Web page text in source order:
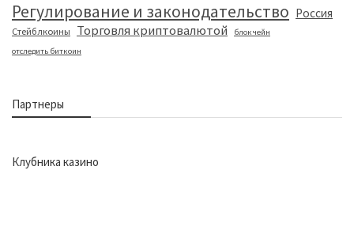
Регулирование и законодательство Россия
Стейблкоины Торговля криптовалютой
блокчейн
отследить биткоин
Партнеры
Клубника казино